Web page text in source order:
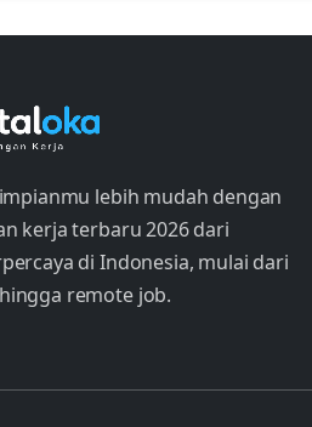
lebih mudah dengan
kerja terbaru 2026 dari
di Indonesia, mulai dari
remote job.